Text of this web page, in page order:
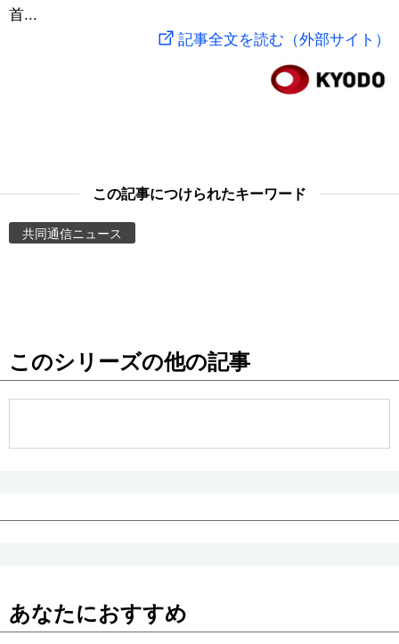
People
首...
記事全文を読む（外部サイト）
この記事につけられたキーワード
共同通信ニュース
このシリーズの他の記事
あなたにおすすめ